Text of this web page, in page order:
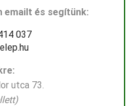
emailt és segítünk:
037
utca 73.